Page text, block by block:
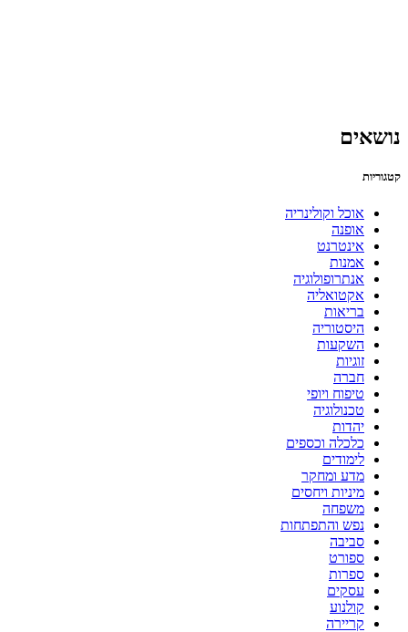
נושאים
קטגוריות
אוכל וקולינריה
אופנה
אינטרנט
אמנות
אנתרופולוגיה
אקטואליה
בריאות
היסטוריה
השקעות
זוגיות
חברה
טיפוח ויופי
טכנולוגיה
יהדות
כלכלה וכספים
לימודים
מדע ומחקר
מיניות ויחסים
משפחה
נפש והתפתחות
סביבה
ספורט
ספרות
עסקים
קולנוע
קריירה